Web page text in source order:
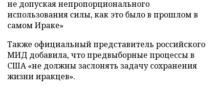
не допуская непропорционального
использования силы, как это было в прошлом в
самом Ираке»
Также официальный представитель российского
МИД добавила, что предвыборные процессы в
США «не должны заслонять задачу сохранения
жизни иракцев».